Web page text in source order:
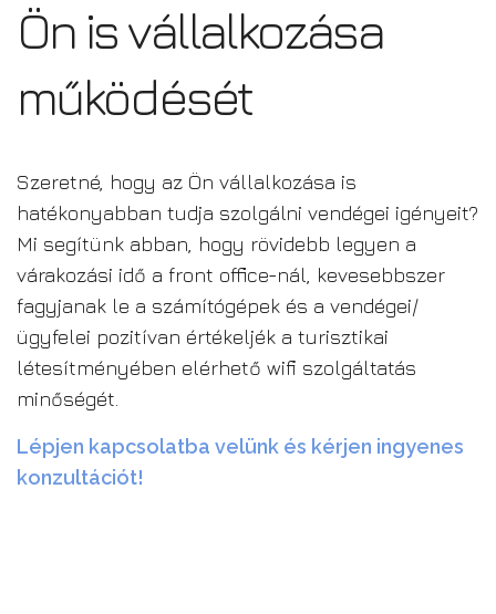
Ön is vállalkozása
működését
Szeretné, hogy az Ön vállalkozása is
hatékonyabban tudja szolgálni vendégei igényeit?
Mi segítünk abban, hogy rövidebb legyen a
várakozási idő a front office-nál, kevesebbszer
fagyjanak le a számítógépek és a vendégei/
ügyfelei pozitívan értékeljék a turisztikai
létesítményében elérhető wifi szolgáltatás
minőségét.
Lépjen kapcsolatba velünk és kérjen ingyenes
konzultációt!